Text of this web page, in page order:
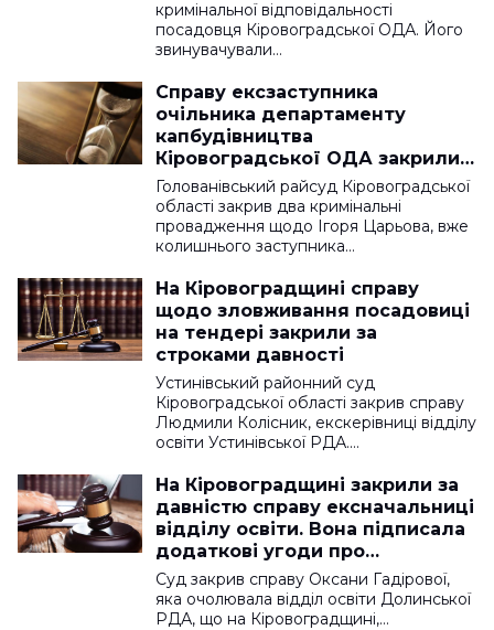
кримінальної відповідальності
посадовця Кіровоградської ОДА. Його
звинувачували…
Справу ексзаступника
очільника департаменту
капбудівництва
Кіровоградської ОДА закрили
за строками
Голованівський райсуд Кіровоградської
області закрив два кримінальні
провадження щодо Ігоря Царьова, вже
колишнього заступника…
На Кіровоградщині справу
щодо зловживання посадовиці
на тендері закрили за
строками давності
Устинівський районний суд
Кіровоградської області закрив справу
Людмили Колісник, екскерівниці відділу
освіти Устинівської РДА.…
На Кіровоградщині закрили за
давністю справу ексначальниці
відділу освіти. Вона підписала
додаткові угоди про
подорожчання газу
Суд закрив справу Оксани Гадірової,
яка очолювала відділ освіти Долинської
РДА, що на Кіровоградщині,…